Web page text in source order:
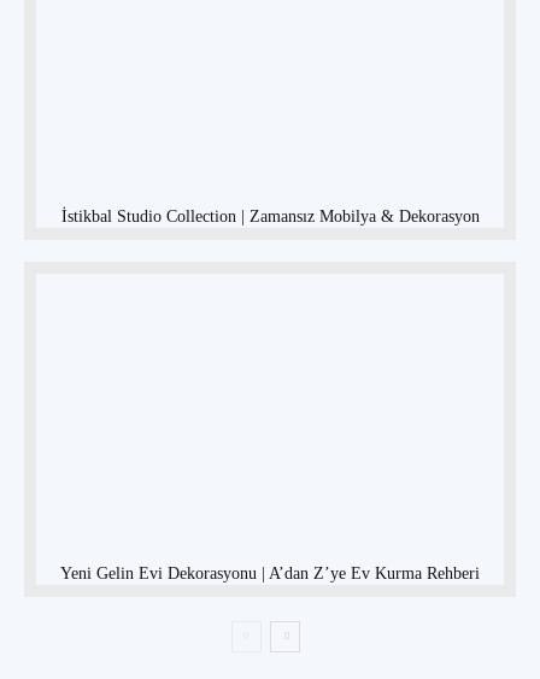
İstikbal Studio Collection | Zamansız Mobilya & Dekorasyon
Yeni Gelin Evi Dekorasyonu | A’dan Z’ye Ev Kurma Rehberi